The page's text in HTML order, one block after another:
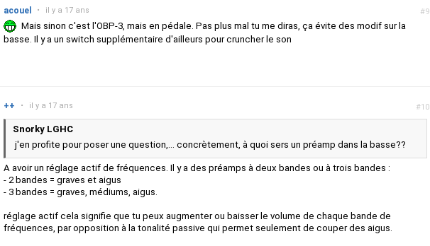
#9
acouel • il y a 17 ans
Mais sinon c'est l'OBP-3, mais en pédale. Pas plus mal tu me diras, ça évite des modif sur la
basse. Il y a un switch supplémentaire d'ailleurs pour cruncher le son
#10
++ • il y a 17 ans
Snorky LGHC
j'en profite pour poser une question,... concrètement, à quoi sers un préamp dans la basse??
A avoir un réglage actif de fréquences. Il y a des préamps à deux bandes ou à trois bandes :
- 2 bandes = graves et aigus
- 3 bandes = graves, médiums, aigus.
réglage actif cela signifie que tu peux augmenter ou baisser le volume de chaque bande de
fréquences, par opposition à la tonalité passive qui permet seulement de couper des aigus.